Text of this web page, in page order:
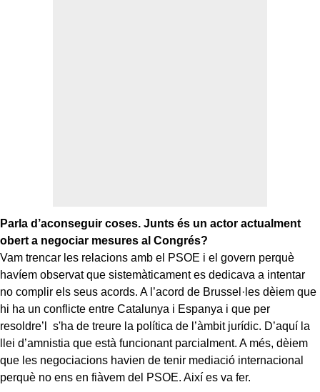
Parla d’aconseguir coses. Junts és un actor actualment
obert a negociar mesures al Congrés?
Vam trencar les relacions amb el PSOE i el govern perquè
havíem observat que sistemàticament es dedicava a intentar
no complir els seus acords. A l’acord de Brussel·les dèiem que
hi ha un conflicte entre Catalunya i Espanya i que per
resoldre’l s'ha de treure la política de l’àmbit jurídic. D’aquí la
llei d’amnistia que està funcionant parcialment. A més, dèiem
que les negociacions havien de tenir mediació internacional
perquè no ens en fiàvem del PSOE. Així es va fer.